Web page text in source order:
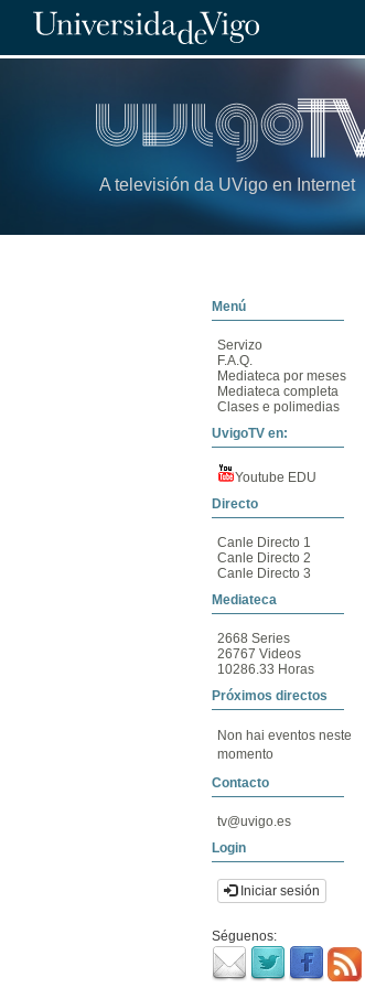
A televisión da UVigo en Internet
Menú
Servizo
F.A.Q.
Mediateca por meses
Mediateca completa
Clases e polimedias
UvigoTV en:
Youtube EDU
Directo
Canle Directo 1
Canle Directo 2
Canle Directo 3
Mediateca
2668 Series
26767 Videos
10286.33 Horas
Próximos directos
Non hai eventos neste
momento
Contacto
tv@uvigo.es
Login
Iniciar sesión
Séguenos: